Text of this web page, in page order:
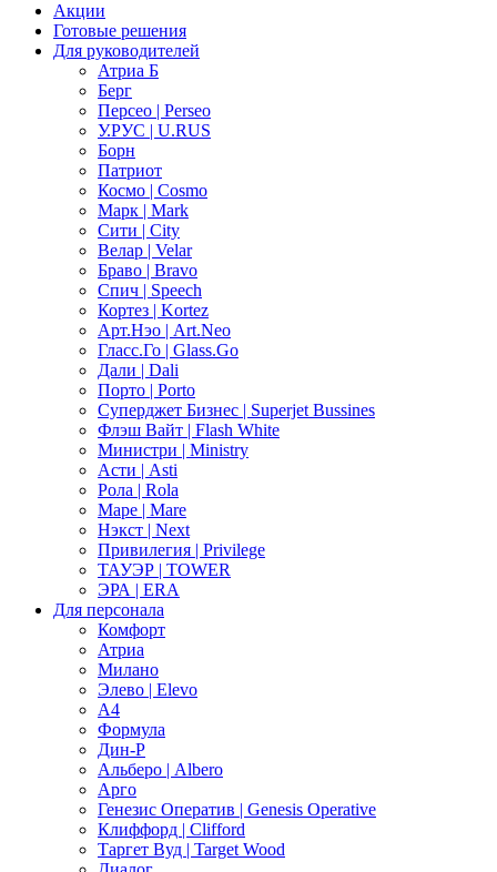
Акции
Готовые решения
Для руководителей
Атриа Б
Берг
Персео | Perseo
У.РУС | U.RUS
Борн
Патриот
Космо | Cosmo
Марк | Mark
Сити | City
Велар | Velar
Браво | Bravo
Спич | Speech
Кортез | Kortez
Арт.Нэо | Art.Neo
Гласс.Го | Glass.Go
Дали | Dali
Порто | Porto
Суперджет Бизнес | Superjet Bussines
Флэш Вайт | Flash White
Министри | Ministry
Асти | Asti
Рола | Rola
Маре | Mare
Нэкст | Next
Привилегия | Privilege
ТАУЭР | TOWER
ЭРА | ERA
Для персонала
Комфорт
Атриа
Милано
Элево | Elevo
А4
Формула
Дин-Р
Альберо | Albero
Арго
Генезис Оператив | Genesis Operative
Клиффорд | Clifford
Таргет Вуд | Target Wood